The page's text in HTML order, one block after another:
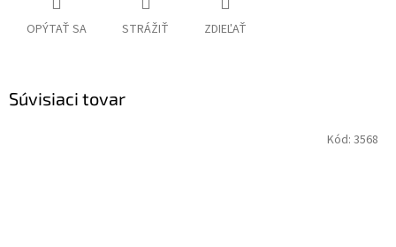
OPÝTAŤ SA STRÁŽIŤ ZDIEĽAŤ
Súvisiaci tovar
Kód: 3568